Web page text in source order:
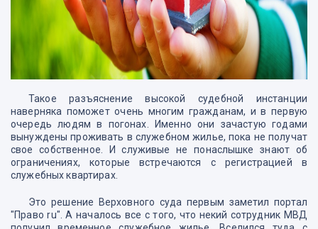
Такое разъяснение высокой судебной инстанции
наверняка поможет очень многим гражданам, и в первую
очередь людям в погонах. Именно они зачастую годами
вынуждены проживать в служебном жилье, пока не получат
свое собственное. И служивые не понаслышке знают об
ограничениях, которые встречаются с регистрацией в
служебных квартирах.
Это решение Верховного суда первым заметил портал
"Право ru". А началось все с того, что некий сотрудник МВД